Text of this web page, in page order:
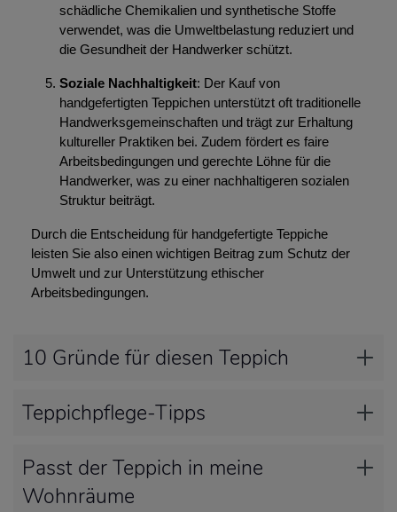
schädliche Chemikalien und synthetische Stoffe
verwendet, was die Umweltbelastung reduziert und
die Gesundheit der Handwerker schützt.
Soziale Nachhaltigkeit: Der Kauf von
handgefertigten Teppichen unterstützt oft traditionelle
Handwerksgemeinschaften und trägt zur Erhaltung
kultureller Praktiken bei. Zudem fördert es faire
Arbeitsbedingungen und gerechte Löhne für die
Handwerker, was zu einer nachhaltigeren sozialen
Struktur beiträgt.
Durch die Entscheidung für handgefertigte Teppiche
leisten Sie also einen wichtigen Beitrag zum Schutz der
Umwelt und zur Unterstützung ethischer
Arbeitsbedingungen.
10 Gründe für diesen Teppich
Teppichpflege-Tipps
Passt der Teppich in meine
Wohnräume